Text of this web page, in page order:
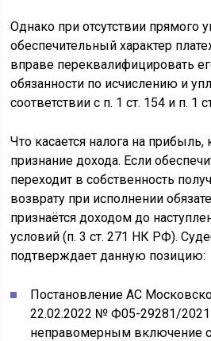
Однако при отсутствии прямого
обеспечительный характер
вправе переквалифицировать
обязанности по исчислению и
соответствии с п. 1 ст. 154 и п. 1
Что касается налога на
признание дохода. Если
переходит в собственность
возврату при исполнении
признаётся доходом до
условий (п. 3 ст. 271 НК РФ).
подтверждает данную позицию:
Постановление АС
22.02.2022 № Ф05-29281/2021
неправомерным включение